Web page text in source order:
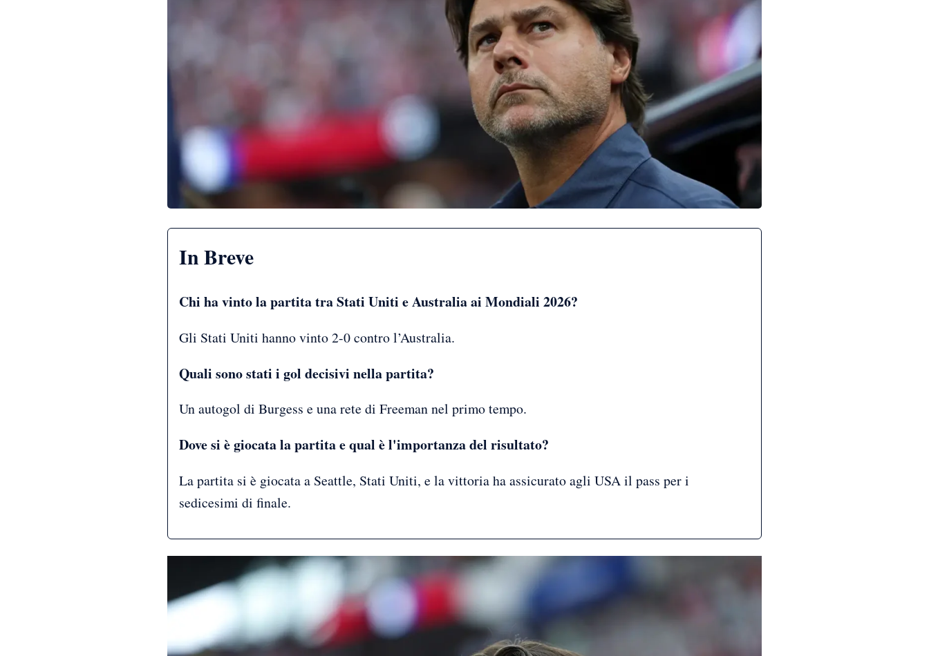
In Breve
Chi ha vinto la partita tra Stati Uniti e Australia ai Mondiali 2026?
Gli Stati Uniti hanno vinto 2-0 contro l’Australia.
Quali sono stati i gol decisivi nella partita?
Un autogol di Burgess e una rete di Freeman nel primo tempo.
Dove si è giocata la partita e qual è l'importanza del risultato?
La partita si è giocata a Seattle, Stati Uniti, e la vittoria ha assicurato agli USA il pass per i
sedicesimi di finale.